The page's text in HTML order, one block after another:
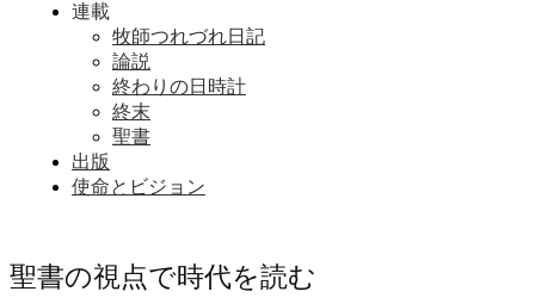
連載
牧師つれづれ日記
論説
終わりの日時計
終末
聖書
出版
使命とビジョン
聖書の視点で時代を読む